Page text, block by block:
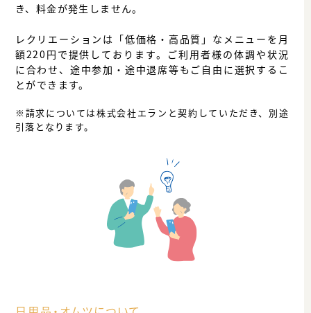
き、料金が発生しません。
レクリエーションは「低価格・高品質」なメニューを月
額220円で提供しております。ご利用者様の体調や状況
に合わせ、途中参加・途中退席等もご自由に選択するこ
とができます。
※請求については株式会社エランと契約していただき、別途
引落となります。